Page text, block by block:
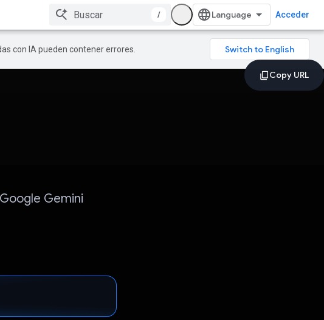
/ Acceder
con IA pueden contener errores.
Gemini